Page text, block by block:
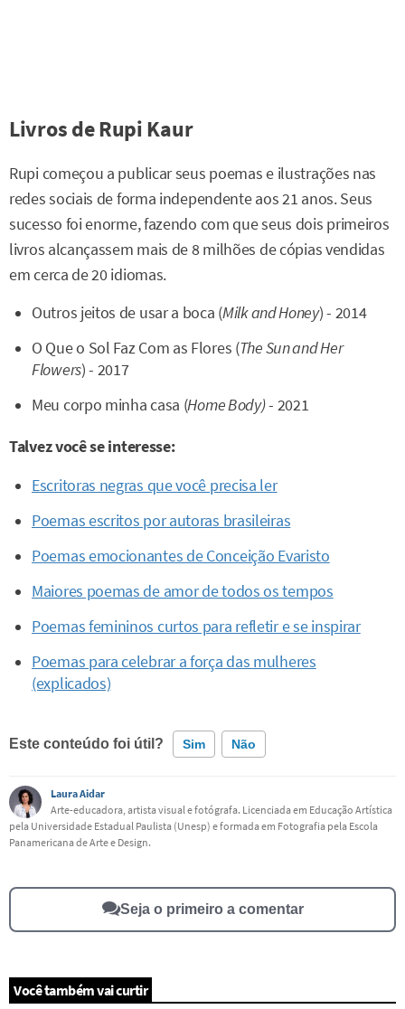
Livros de Rupi Kaur
Rupi começou a publicar seus poemas e ilustrações nas
redes sociais de forma independente aos 21 anos. Seus
sucesso foi enorme, fazendo com que seus dois primeiros
livros alcançassem mais de 8 milhões de cópias vendidas
em cerca de 20 idiomas.
Outros jeitos de usar a boca (Milk and Honey) - 2014
O Que o Sol Faz Com as Flores (The Sun and Her
Flowers) - 2017
Meu corpo minha casa (Home Body)- 2021
Talvez você se interesse:
Escritoras negras que você precisa ler
Poemas escritos por autoras brasileiras
Poemas emocionantes de Conceição Evaristo
Maiores poemas de amor de todos os tempos
Poemas femininos curtos para refletir e se inspirar
Poemas para celebrar a força das mulheres
(explicados)
Este conteúdo foi útil? Sim Não
Este conteúdo contém informação incorreta
Este conteúdo não tem a informação que procuro
Laura Aidar
Arte-educadora, artista visual e fotógrafa. Licenciada em Educação Artística
pela Universidade Estadual Paulista (Unesp) e formada em Fotografia pela Escola
Panamericana de Arte e Design.
Seja o primeiro a comentar
Você também vai curtir